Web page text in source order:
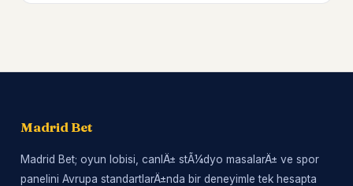
Madrid Bet
Madrid Bet; oyun lobisi, canlÄ± stÃ¼dyo masalarÄ± ve spor
panelini Avrupa standartlarÄ±nda bir deneyimle tek hesapta